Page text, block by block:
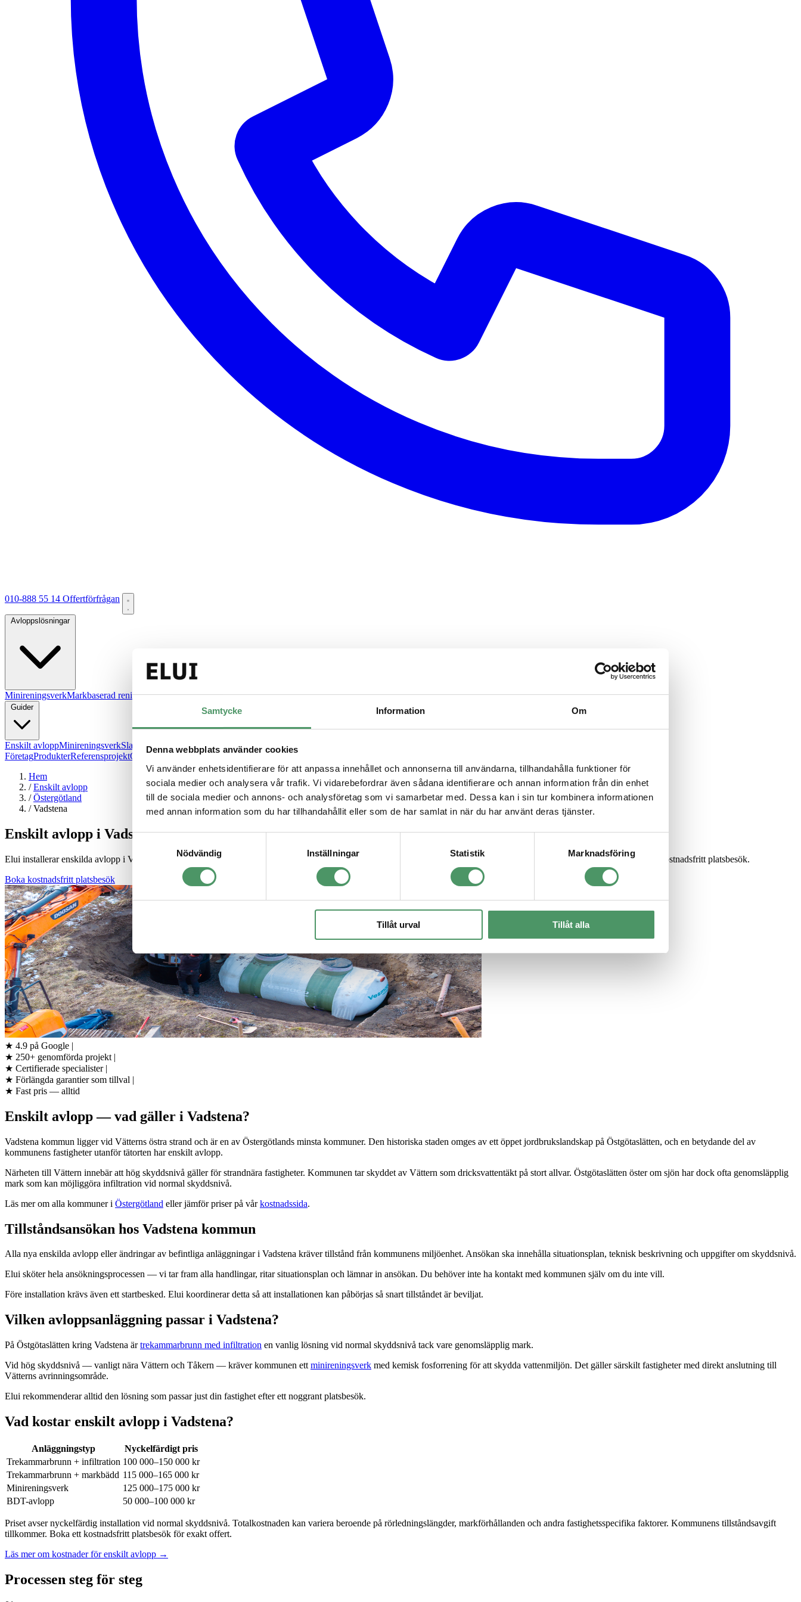
Samtycke Information Om
Denna webbplats använder cookies
Vi använder enhetsidentifierare för att anpassa innehållet och annonserna till användarna, tillhandahålla funktioner för
sociala medier och analysera vår trafik. Vi vidarebefordrar även sådana identifierare och annan information från din enhet
till de sociala medier och annons- och analysföretag som vi samarbetar med. Dessa kan i sin tur kombinera informationen
med annan information som du har tillhandahållit eller som de har samlat in när du har använt deras tjänster.
Samtyckesval
Nödvändig
Inställningar Statistik Marknadsföring
Tillåt urval Tillåt alla
010-888 55 14 Offertförfrågan
Avloppslösningar
MinireningsverkMarkbaserad reningKällsorterat avloppGemensamt avlopp
Guider
Enskilt avloppMinireningsverkSlamavskiljare Infiltration Hög skyddsnivå
FöretagProdukterReferensprojektOm ossFAQKontakt Offertförfrågan
Hem
/ Enskilt avlopp
/ Östergötland
/ Vadstena
Enskilt avlopp i Vadstena — Tillstånd & installation till fast pris
Elui installerar enskilda avlopp i Vadstena kommun. Vi hanterar tillståndsansökan hos kommunens miljöenhet, utför installationen med egen personal och lämnar fast pris efter kostnadsfritt platsbesök.
Boka kostnadsfritt platsbesök
★ 4.9 på Google |
★ 250+ genomförda projekt |
★ Certifierade specialister |
★ Förlängda garantier som tillval |
★ Fast pris — alltid
Enskilt avlopp — vad gäller i Vadstena?
Vadstena kommun ligger vid Vätterns östra strand och är en av Östergötlands minsta kommuner. Den historiska staden omges av ett öppet jordbrukslandskap på Östgötaslätten, och en betydande del av
kommunens fastigheter utanför tätorten har enskilt avlopp.
Närheten till Vättern innebär att hög skyddsnivå gäller för strandnära fastigheter. Kommunen tar skyddet av Vättern som dricksvattentäkt på stort allvar. Östgötaslätten öster om sjön har dock ofta genomsläpplig
mark som kan möjliggöra infiltration vid normal skyddsnivå.
Läs mer om alla kommuner i Östergötland eller jämför priser på vårkostnadssida.
Tillståndsansökan hos Vadstena kommun
Alla nya enskilda avlopp eller ändringar av befintliga anläggningar i Vadstena kräver tillstånd från kommunens miljöenhet. Ansökan ska innehålla situationsplan, teknisk beskrivning och uppgifter om skyddsnivå.
Elui sköter hela ansökningsprocessen — vi tar fram alla handlingar, ritar situationsplan och lämnar in ansökan. Du behöver inte ha kontakt med kommunen själv om du inte vill.
Före installation krävs även ett startbesked. Elui koordinerar detta så att installationen kan påbörjas så snart tillståndet är beviljat.
Vilken avloppsanläggning passar i Vadstena?
På Östgötaslätten kring Vadstena ärtrekammarbrunn med infiltration en vanlig lösning vid normal skyddsnivå tack vare genomsläpplig mark.
Vid hög skyddsnivå — vanligt nära Vättern och Tåkern — kräver kommunen ett minireningsverk med kemisk fosforrening för att skydda vattenmiljön. Det gäller särskilt fastigheter med direkt anslutning till
Vätterns avrinningsområde.
Elui rekommenderar alltid den lösning som passar just din fastighet efter ett noggrant platsbesök.
Vad kostar enskilt avlopp i Vadstena?
Anläggningstyp
Nyckelfärdigt pris
Trekammarbrunn + infiltration 100 000–150 000 kr
Trekammarbrunn + markbädd 115 000–165 000 kr
Minireningsverk
125 000–175 000 kr
BDT-avlopp
50 000–100 000 kr
Priset avser nyckelfärdig installation vid normal skyddsnivå. Totalkostnaden kan variera beroende på rörledningslängder, markförhållanden och andra fastighetsspecifika faktorer. Kommunens tillståndsavgift
tillkommer. Boka ett kostnadsfritt platsbesök för exakt offert.
Läs mer om kostnader för enskilt avlopp →
Processen steg för steg